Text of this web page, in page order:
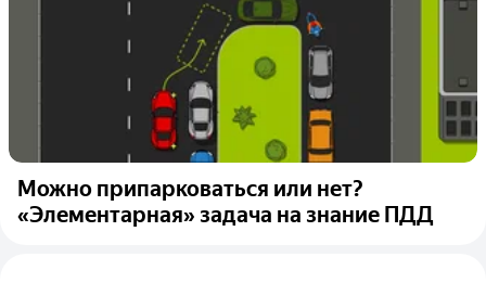
Можно припарковаться или нет?
«Элементарная» задача на знание ПДД